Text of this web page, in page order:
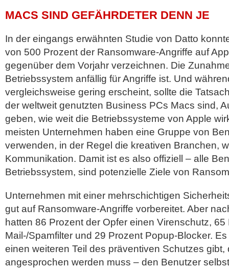
MACS SIND GEFÄHRDETER DENN JE
In der eingangs erwähnten Studie von Datto
von 500 Prozent der Ransomware-Angriffe auf
gegenüber dem Vorjahr verzeichnen. Die
Betriebssystem anfällig für Angriffe ist. Und
vergleichsweise gering erscheint, sollte die
der weltweit genutzten Business PCs Macs sind,
geben, wie weit die Betriebssysteme von Apple
meisten Unternehmen haben eine Gruppe von
verwenden, in der Regel die kreativen Branchen,
Kommunikation. Damit ist es also offiziell – alle
Betriebssystem, sind potenzielle Ziele von
Unternehmen mit einer mehrschichtigen
gut auf Ransomware-Angriffe vorbereitet. Aber
hatten 86 Prozent der Opfer einen Virenschutz, 65
Mail-/Spamfilter und 29 Prozent Popup-Blocker.
einen weiteren Teil des präventiven Schutzes gibt,
angesprochen werden muss – den Benutzer